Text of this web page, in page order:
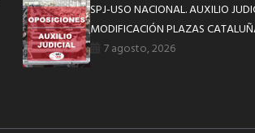
SPJ-USO NACIONAL. AUXILIO
MODIFICACIÓN PLAZAS
7 agosto, 2026